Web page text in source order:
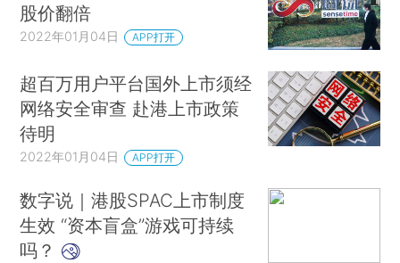
股价翻倍
2022年01月04日 APP打开
超百万用户平台国外上市须经
网络安全审查 赴港上市政策
待明
2022年01月04日 APP打开
数字说｜港股SPAC上市制度
生效 “资本盲盒”游戏可持续
吗？